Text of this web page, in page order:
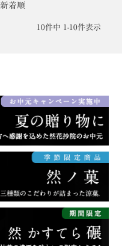
新着順
10件中 1 -10件表示